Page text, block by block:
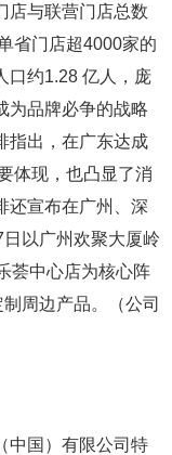
店与联营门店总数
省门店超4000家的
口约1.28 亿人，庞
为品牌必争的战略
指出，在广东达成
体现，也凸显了消
还宣布在广州、深
以广州欢聚大厦岭
荟中心店为核心阵
周边产品。（公司
中国）有限公司特